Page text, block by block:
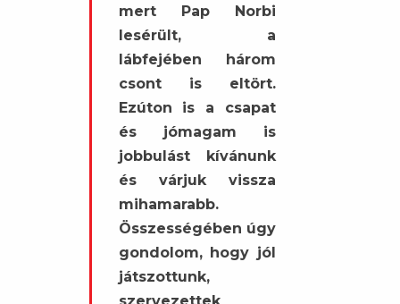
mert Pap Norbi
lesérült, a
lábfejében három
csont is eltört.
Ezúton is a csapat
és jómagam is
jobbulást kívánunk
és várjuk vissza
mihamarabb.
Összességében úgy
gondolom, hogy jól
játszottunk,
szervezettek